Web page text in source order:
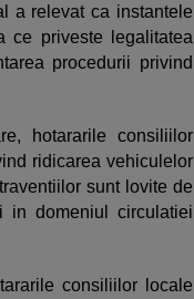
a relevat ca instantele
priveste legalitatea
procedurii privind
hotararile consiliilor
ridicarea vehiculelor
sunt lovite de
in domeniul circulatiei
consiliilor locale